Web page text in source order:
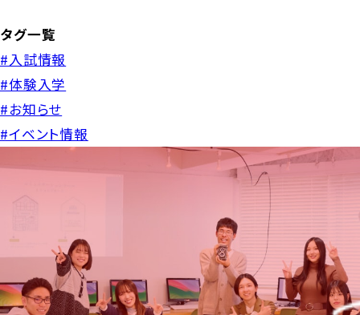
タグ一覧
#入試情報
#体験入学
#お知らせ
#イベント情報